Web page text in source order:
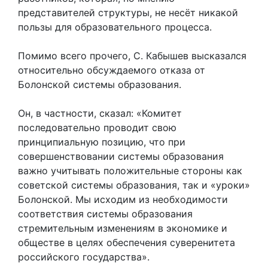
представителей структуры, не несёт никакой
пользы для образовательного процесса.
Помимо всего прочего, С. Кабышев высказался
относительно обсуждаемого отказа от
Болонской системы образования.
Он, в частности, сказал: «Комитет
последовательно проводит свою
принципиальную позицию, что при
совершенствовании системы образования
важно учитывать положительные стороны как
советской системы образования, так и «уроки»
Болонской. Мы исходим из необходимости
соответствия системы образования
стремительным изменениям в экономике и
обществе в целях обеспечения суверенитета
российского государства».